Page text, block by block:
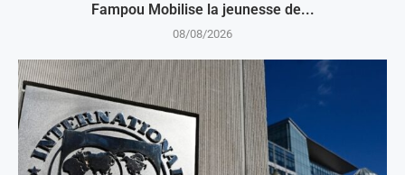
Fampou Mobilise la jeunesse de...
08/08/2026